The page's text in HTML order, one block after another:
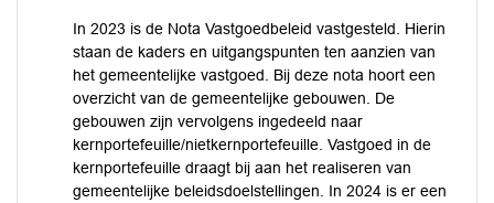
In 2023 is de Nota Vastgoedbeleid vastgesteld. Hierin
staan de kaders en uitgangspunten ten aanzien van
het gemeentelijke vastgoed. Bij deze nota hoort een
overzicht van de gemeentelijke gebouwen. De
gebouwen zijn vervolgens ingedeeld naar
kernportefeuille/nietkernportefeuille. Vastgoed in de
kernportefeuille draagt bij aan het realiseren van
gemeentelijke beleidsdoelstellingen. In 2024 is er een